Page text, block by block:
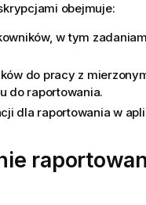
obejmuje:
w tym
do pracy z
do raportowania.
dla raportowania w